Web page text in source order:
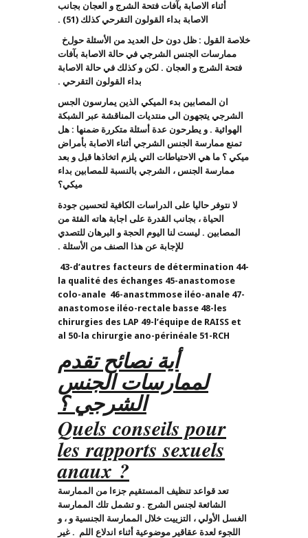
أثناء الاصابة بآفات فتحة الشرج و العجان بجانب
الاصابة بداء القولون التقرحي كذلك (51) .
خخلاصة القول : ظل دون حل العديد من الأسئلة حول
ممارسات الجنس الشرجي في حالة الاصابة بآفات
فتحة الشرج و العجان . لكن و كذلك في حالة الاصابة
بداء القولون التقرحي .
ان المصابين بدء الميكي الذين يمارسون الجس
الشرجي يتجهون الى منتديات المناقشة عبر الشبكة
الهوائية . و يطرحون عدة أسئلة متكررة ضمنها : هل
تمنع ممارسة الجنس الشرجي أثناء الاصابة بأمراض
ميكي ؟ ما هي الاحتياطات التي يلزم اتخاذها قبل و بعد
ممارسة الجنس ، الشرجي بالنسبة للمصابين بداء
ميكي؟
لا نتوفر حاليا على الدراسات الكافية لتحسين جودة
الحياة ، بجانب القدرة على اجابة هاته الفئة من
المصابين . ليست لنا اليوم الحجة و البرهان للتصدي
للإجابة عن هذا الصنف من الأسئلة .
43-d’autres facteurs de détermination 44-
la qualité des échanges 45-anastomose
colo-anale 46-anastmmose iléo-anale 47-
anastomose iléo-rectale basse 48-les
chirurgies des LAP 49-l’équipe de RAISS et
al 50-la chirurgie ano-périnéale 51-RCH
أية نصائح تقدم
لممارسات الجنس
الشرجي ؟
Quels conseils pour
les rapports sexuels
anaux ?
تعد قواعد تنظيف المستقيم جزءا من الممارسة
الشائعة لجنس الشرج . و تشمل تلك الممارسة
الغسل الأولي ، التزييت خلال الممارسة الجنسية و ، و
اللجوء لعدة عقاقير موضوعية أثناء اندلاع اللم . غير